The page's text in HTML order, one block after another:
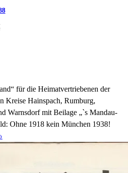
Aktueller
für die Heimatvertriebenen der
Kreise Hainspach, Rumburg,
Warnsdorf mit Beilage „`s Mandau-
Ohne 1918 kein München 1938!